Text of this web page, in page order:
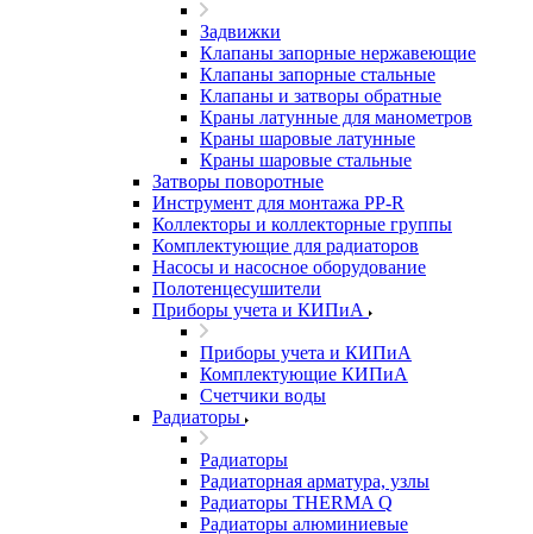
Задвижки
Клапаны запорные нержавеющие
Клапаны запорные стальные
Клапаны и затворы обратные
Краны латунные для манометров
Краны шаровые латунные
Краны шаровые стальные
Затворы поворотные
Инструмент для монтажа PP-R
Коллекторы и коллекторные группы
Комплектующие для радиаторов
Насосы и насосное оборудование
Полотенцесушители
Приборы учета и КИПиА
Приборы учета и КИПиА
Комплектующие КИПиА
Счетчики воды
Радиаторы
Радиаторы
Радиаторная арматура, узлы
Радиаторы THERMA Q
Радиаторы алюминиевые